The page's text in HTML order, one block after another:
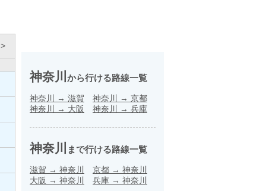
神奈川 から行ける路線一覧
神奈川 → 滋賀 神奈川 → 京都
神奈川
→ 大阪 神奈川 → 兵庫
神奈川 まで行ける路線一覧
滋賀 → 神奈川 京都 → 神奈川
大阪 → 神奈川 兵庫 → 神奈川